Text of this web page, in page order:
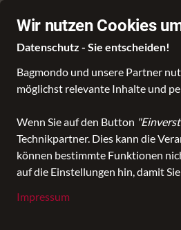
Wir nutzen Cookies
Datenschutz - Sie entscheiden!
Bagmondo und unsere Partner
möglichst relevante Inhalte und
Wenn Sie auf den Button
Technikpartner. Dies kann die
können bestimmte Funktionen
auf die Einstellungen hin, damit
Impressum
Wähle deine Lieblingswelt
alle Kategorien